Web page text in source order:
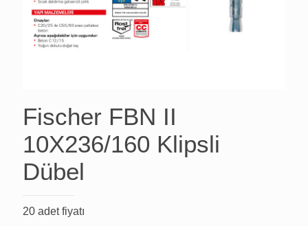
Fischer FBN II
10X236/160 Klipsli
Dübel
20 adet fiyatı